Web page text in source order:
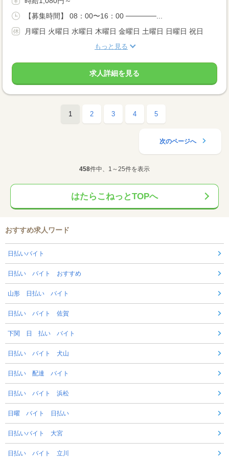
【募集時間】 08：00〜16：00 ──────...
月曜日 火曜日 水曜日 木曜日 金曜日 土曜日 日曜日 祝日
もっと見る
求人詳細を見る
1 2 3 4 5
次のページへ
458件中、1～25件を表示
はたらこねっとTOPへ
おすすめ求人ワード
日払いバイト
日払い バイト おすすめ
山形 日払い バイト
日払い バイト 佐賀
下関 日 払い バイト
日払い バイト 犬山
日払い 配達 バイト
日払い バイト 浜松
日曜 バイト 日払い
日払いバイト 大宮
日払い バイト 立川